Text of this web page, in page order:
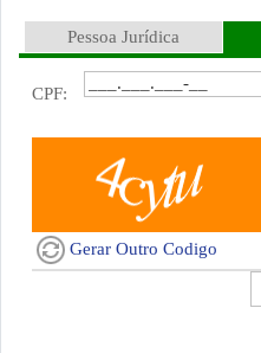
Pessoa Jurídica
CPF:
Gerar Outro Codigo